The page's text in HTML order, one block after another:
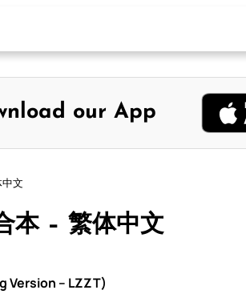
our App
文
本 – 繁体中文
Version – LZZT)